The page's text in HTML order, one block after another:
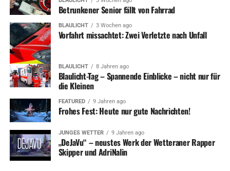
Betrunkener Senior fällt von Fahrrad
BLAULICHT 3 Wochen ago
Vorfahrt missachtet: Zwei Verletzte nach Unfall
BLAULICHT 8 Jahren ago
Blaulicht-Tag – Spannende Einblicke – nicht nur für
die Kleinen
FEATURED 9 Jahren ago
Frohes Fest: Heute nur gute Nachrichten!
JUNGES WETTER 9 Jahren ago
„DeJaVu“ – neustes Werk der Wetteraner Rapper
Skipper und AdriNalin